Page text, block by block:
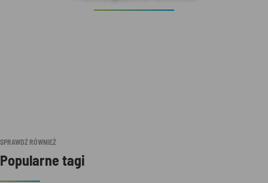
SPRAWDŹ RÓWNIEŻ
Popularne tagi